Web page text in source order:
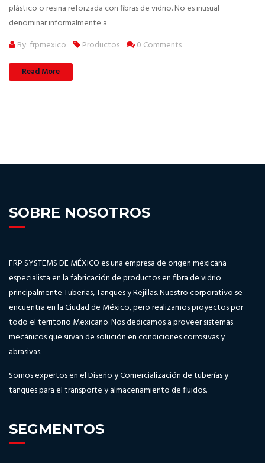
plástico o resina reforzada con fibras de vidrio. No es inusual
denominar informalmente a
By: frpmexico
Productos 0 Comments
Read More
SOBRE NOSOTROS
FRP SYSTEMS DE MÉXICO es una empresa de origen mexicana
especialista en la fabricación de productos en fibra de vidrio
principalmente Tuberias, Tanques y Rejillas. Nuestro corporativo se
encuentra en la Ciudad de México, pero realizamos proyectos por
todo el territorio Mexicano. Nos dedicamos a proveer sistemas
mecánicos que sirvan de solución en condiciones corrosivas y
abrasivas.
Somos expertos en el Diseño y Comercialización de tuberías y
tanques para el transporte y almacenamiento de fluidos.
SEGMENTOS